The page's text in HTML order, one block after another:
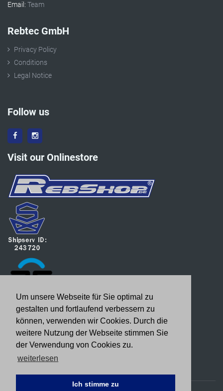
Um unsere Webseite für Sie optimal zu
gestalten und fortlaufend verbessern zu
können, verwenden wir Cookies. Durch die
weitere Nutzung der Webseite stimmen Sie
der Verwendung von Cookies zu.
weiterlesen
Ich stimme zu
Email: Team
Rebtec GmbH
Privacy Policy
Conditions
Legal Notice
Follow us
Visit our Onlinestore